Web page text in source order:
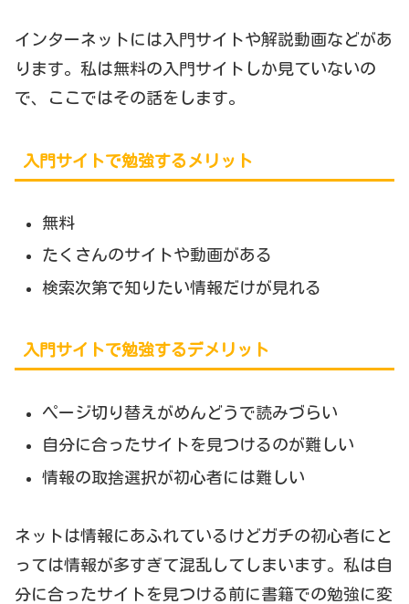
インターネットには入門サイトや解説動画などがあ
ります。私は無料の入門サイトしか見ていないの
で、ここではその話をします。
入門サイトで勉強するメリット
無料
たくさんのサイトや動画がある
検索次第で知りたい情報だけが見れる
入門サイトで勉強するデメリット
ページ切り替えがめんどうで読みづらい
自分に合ったサイトを見つけるのが難しい
情報の取捨選択が初心者には難しい
ネットは情報にあふれているけどガチの初心者にと
っては情報が多すぎて混乱してしまいます。私は自
分に合ったサイトを見つける前に書籍での勉強に変